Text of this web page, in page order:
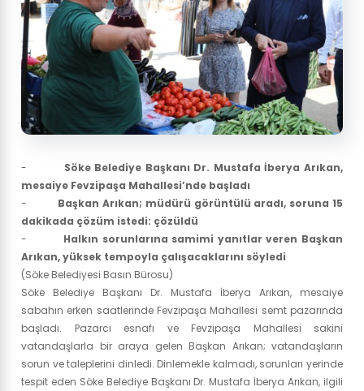
- Söke Belediye Başkanı Dr. Mustafa İberya Arıkan,
mesaiye Fevzipaşa Mahallesi’nde başladı
- Başkan Arıkan; müdürü görüntülü aradı, soruna 15
dakikada çözüm istedi: çözüldü
- Halkın sorunlarına samimi yanıtlar veren Başkan
Arıkan, yüksek tempoyla çalışacaklarını söyledi
(Söke Belediyesi Basın Bürosu)
Söke Belediye Başkanı Dr. Mustafa İberya Arıkan, mesaiye
sabahın erken saatlerinde Fevzipaşa Mahallesi semt pazarında
başladı. Pazarcı esnafı ve Fevzipaşa Mahallesi sakini
vatandaşlarla bir araya gelen Başkan Arıkan; vatandaşların
sorun ve taleplerini dinledi. Dinlemekle kalmadı, sorunları yerinde
tespit eden Söke Belediye Başkanı Dr. Mustafa İberya Arıkan, ilgili